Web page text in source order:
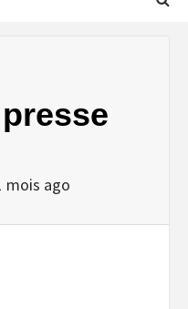
mois ago